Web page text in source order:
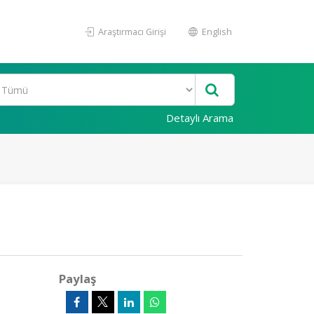
Araştırmacı Girişi English
Detaylı Arama
Paylaş